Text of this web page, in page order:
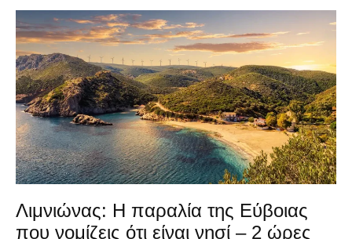
Λιμνιώνας: Η παραλία της Εύβοιας
που νομίζεις ότι είναι νησί – 2 ώρες